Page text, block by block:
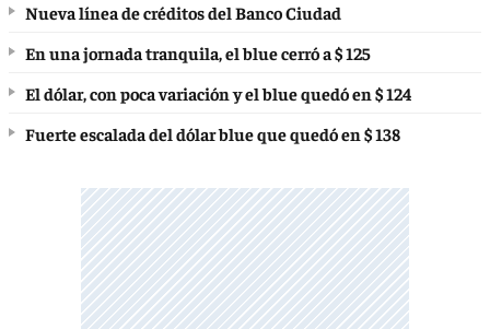
Nueva línea de créditos del Banco Ciudad
En una jornada tranquila, el blue cerró a $ 125
El dólar, con poca variación y el blue quedó en $ 124
Fuerte escalada del dólar blue que quedó en $ 138